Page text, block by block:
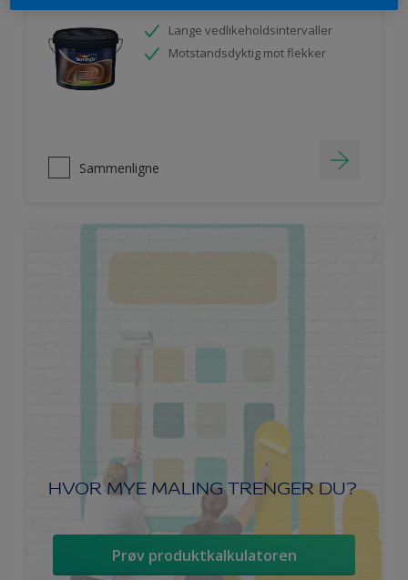
Lange vedlikeholdsintervaller
Motstandsdyktig mot flekker
Sammenligne
HVOR MYE MALING TRENGER DU?
Prøv produktkalkulatoren